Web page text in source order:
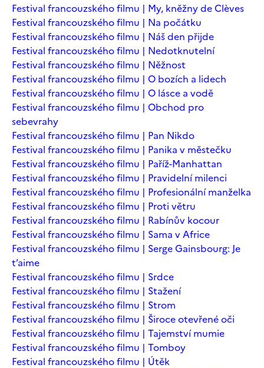
Festival francouzského filmu | My, kněžny de Clèves
Festival francouzského filmu | Na počátku
Festival francouzského filmu | Náš den přijde
Festival francouzského filmu | Nedotknutelní
Festival francouzského filmu | Něžnost
Festival francouzského filmu | O bozích a lidech
Festival francouzského filmu | O lásce a vodě
Festival francouzského filmu | Obchod pro
sebevrahy
Festival francouzského filmu | Pan Nikdo
Festival francouzského filmu | Panika v městečku
Festival francouzského filmu | Paříž-Manhattan
Festival francouzského filmu | Pravidelní milenci
Festival francouzského filmu | Profesionální manželka
Festival francouzského filmu | Proti větru
Festival francouzského filmu | Rabínův kocour
Festival francouzského filmu | Sama v Africe
Festival francouzského filmu | Serge Gainsbourg: Je
t’aime
Festival francouzského filmu | Srdce
Festival francouzského filmu | Stažení
Festival francouzského filmu | Strom
Festival francouzského filmu | Široce otevřené oči
Festival francouzského filmu | Tajemství mumie
Festival francouzského filmu | Tomboy
Festival francouzského filmu | Útěk